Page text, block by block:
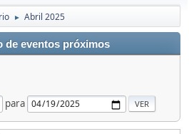
► Abril 2025
de eventos próximos
para